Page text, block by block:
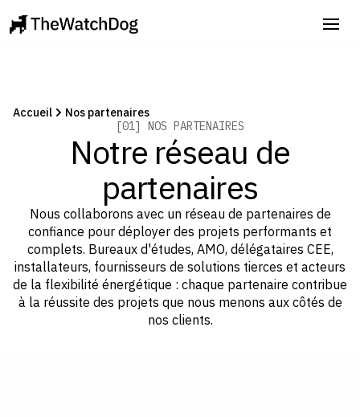
Accueil
Nos partenaires
[01] NOS PARTENAIRES
Notre réseau de
partenaires
Nous collaborons avec un réseau de partenaires de
confiance pour déployer des projets performants et
complets. Bureaux d'études, AMO, délégataires CEE,
installateurs, fournisseurs de solutions tierces et acteurs
de la flexibilité énergétique : chaque partenaire contribue
à la réussite des projets que nous menons aux côtés de
nos clients.